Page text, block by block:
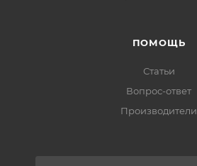
ПОМОЩЬ
Статьи
Вопрос-ответ
Производители